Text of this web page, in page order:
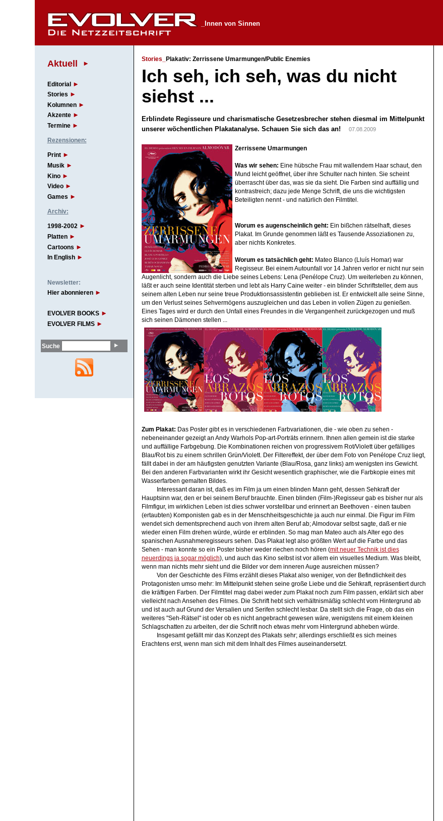
_Innen von Sinnen
Aktuell
Editorial
Stories
Kolumnen
Akzente
Termine
Rezensionen:
Print
Musik
Kino
Video
Games
Archiv:
1998-2002
Platten
Cartoons
In English
Newsletter:
Hier abonnieren
EVOLVER BOOKS
EVOLVER FILMS
Suche
Stories_ Plakativ: Zerrissene Umarmungen/Public Enemies
Ich seh, ich seh, was du nicht
siehst ...
Erblindete Regisseure und charismatische Gesetzesbrecher stehen diesmal im Mittelpunkt
unserer wöchentlichen Plakatanalyse. Schauen Sie sich das an!
07.08.2009
ZerrisseneUmarmungen
Was wir sehen: Eine hübsche Frau mit wallendem Haar schaut, den
Mund leicht geöffnet, über ihre Schulter nach hinten. Sie scheint
überrascht über das, was sie da sieht. Die Farben sind auffällig und
kontrastreich; dazu jede Menge Schrift, die uns die wichtigsten
Beteiligten nennt - und natürlich den Filmtitel.
Worum es augenscheinlich geht: Ein bißchen rätselhaft, dieses
Plakat. Im Grunde genommen läßt es Tausende Assoziationen zu,
aber nichts Konkretes.
Worumes tatsächlich geht: Mateo Blanco (Lluís Homar) war
Regisseur. Bei einem Autounfall vor 14 Jahren verlor er nicht nur sein
Augenlicht, sondern auch die Liebe seines Lebens: Lena (Penélope Cruz). Um weiterleben zu können,
läßt er auch seine Identität sterben und lebt als Harry Caine weiter - ein blinder Schriftsteller, dem aus
seinem alten Leben nur seine treue Produktionsassistentin geblieben ist. Er entwickelt alle seine Sinne,
um den Verlust seines Sehvermögens auszugleichen und das Leben in vollen Zügen zu genießen.
Eines Tages wird er durch den Unfall eines Freundes in die Vergangenheit zurückgezogen und muß
sich seinen Dämonen stellen ...
Zum Plakat: Das Poster gibt es in verschiedenen Farbvariationen, die - wie oben zu sehen -
nebeneinander gezeigt an Andy Warhols Pop-art-Porträts erinnern. Ihnen allen gemein ist die starke
und auffällige Farbgebung. Die Kombinationen reichen von progressivem Rot/Violett über gefälliges
Blau/Rot bis zu einem schrillen Grün/Violett. Der Filtereffekt, der über dem Foto von Penélope Cruz liegt,
fällt dabei in der am häufigsten genutzten Variante (Blau/Rosa, ganz links) am wenigsten ins Gewicht.
Bei den anderen Farbvarianten wirkt ihr Gesicht wesentlich graphischer, wie die Farbkopie eines mit
Wasserfarben gemalten Bildes.
Interessant daran ist, daß es im Film ja um einen blinden Mann geht, dessen Sehkraft der
Hauptsinn war, den er bei seinem Beruf brauchte. Einen blinden (Film-)Regisseur gab es bisher nur als
Filmfigur, im wirklichen Leben ist dies schwer vorstellbar und erinnert an Beethoven - einen tauben
(ertaubten) Komponisten gab es in der Menschheitsgeschichte ja auch nur einmal. Die Figur im Film
wendet sich dementsprechend auch von ihrem alten Beruf ab; Almodovar selbst sagte, daß er nie
wieder einen Film drehen würde, würde er erblinden. So mag man Mateo auch als Alter ego des
spanischen Ausnahmeregisseurs sehen. Das Plakat legt also größten Wert auf die Farbe und das
Sehen - man konnte so ein Poster bisher weder riechen noch hören (mit neuer Technik ist dies
neuerdings ja sogar möglich), und auch das Kino selbst ist vor allem ein visuelles Medium. Was bleibt,
wenn man nichts mehr sieht und die Bilder vor dem inneren Auge ausreichen müssen?
Von der Geschichte des Films erzählt dieses Plakat also weniger, von der Befindlichkeit des
Protagonisten umso mehr: Im Mittelpunkt stehen seine große Liebe und die Sehkraft, repräsentiert durch
die kräftigen Farben. Der Filmtitel mag dabei weder zum Plakat noch zum Film passen, erklärt sich aber
vielleicht nach Ansehen des Filmes. Die Schrift hebt sich verhältnismäßig schlecht vom Hintergrund ab
und ist auch auf Grund der Versalien und Serifen schlecht lesbar. Da stellt sich die Frage, ob das ein
weiteres "Seh-Rätsel" ist oder ob es nicht angebracht gewesen wäre, wenigstens mit einem kleinen
Schlagschatten zu arbeiten, der die Schrift noch etwas mehr vom Hintergrund abheben würde.
Insgesamt gefällt mir das Konzept des Plakats sehr; allerdings erschließt es sich meines
Erachtens erst, wenn man sich mit dem Inhalt des Filmes auseinandersetzt.